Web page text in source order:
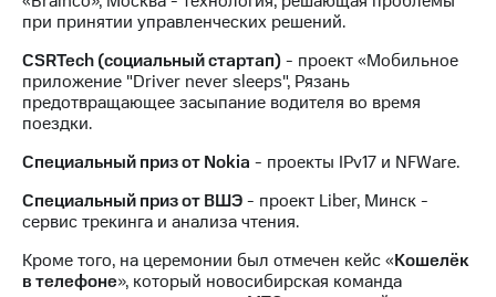
при принятии управленческих решений.
CSRTech (социальный стартап)- проект «Мобильное
приложение "Driver never sleeps", Рязань
предотвращающее засыпание водителя во время
поездки.
Специальный приз от Nokia - проекты IPv17 и NFWare.
Специальный приз от ВШЭ- проект Liber, Минск -
сервис трекинга и анализа чтения.
Кроме того, на церемонии был отмечен кейс «Кошелёк
в телефоне», который новосибирская команда